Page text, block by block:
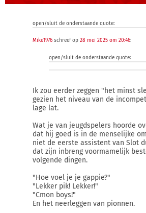
open/sluit de onderstaande quote:
Mike1976 schreef op 28 mei 2025 om 20:46:
open/sluit de onderstaande quote:
Ik zou eerder zeggen "het minst
gezien het niveau van de
lage lat.
Wat je van jeugdspelers hoorde
dat hij goed is in de menselijke
niet de eerste assistent van Slot
dat zijn inbreng voormamelijk
volgende dingen.
"Hoe voel je je gappie?"
"Lekker pik! Lekker!"
"Cmon boys!"
En het neerleggen van pionnen.